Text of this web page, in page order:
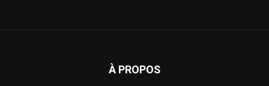
À PROPOS